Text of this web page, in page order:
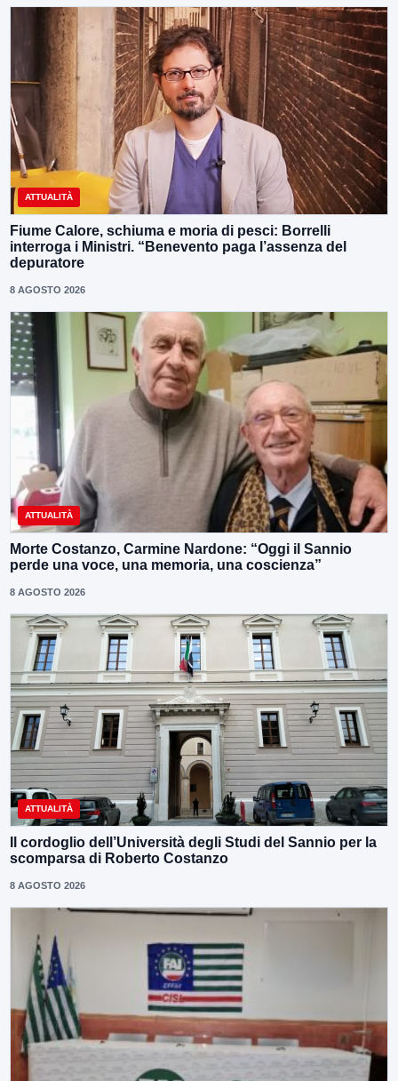
ATTUALITÀ
Fiume Calore, schiuma e moria di pesci: Borrelli
interroga i Ministri. “Benevento paga l’assenza del
depuratore
8 AGOSTO 2026
ATTUALITÀ
Morte Costanzo, Carmine Nardone: “Oggi il Sannio
perde una voce, una memoria, una coscienza”
8 AGOSTO 2026
ATTUALITÀ
Il cordoglio dell’Università degli Studi del Sannio per la
scomparsa di Roberto Costanzo
8 AGOSTO 2026